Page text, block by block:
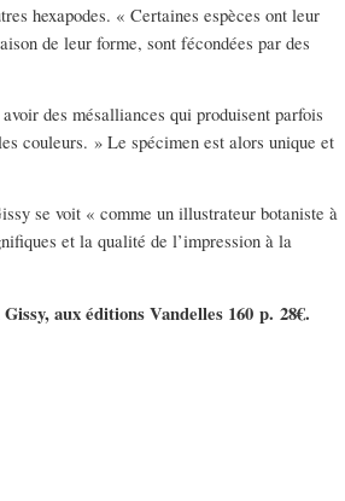
hexapodes. « Certaines espèces ont leur
de leur forme, sont fécondées par des
des mésalliances qui produisent parfois
couleurs. » Le spécimen est alors unique et
se voit « comme un illustrateur botaniste à
et la qualité de l’impression à la
aux éditions Vandelles 160 p. 28€.